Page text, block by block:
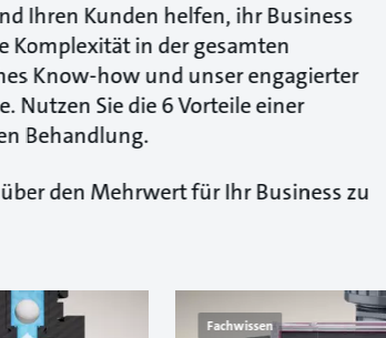
Ihren Kunden helfen, ihr Business
Komplexität in der gesamten
Know-how und unser engagierter
Nutzen Sie die 6 Vorteile einer
Behandlung.
den Mehrwert für Ihr Business zu
Fachwissen